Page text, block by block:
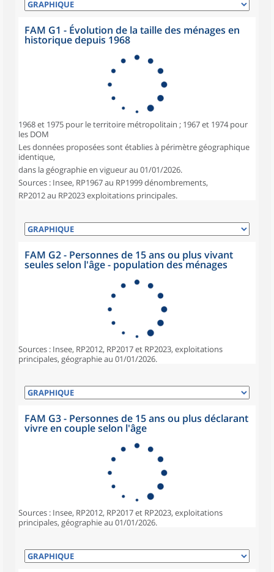
FAM G1 - Évolution de la taille des ménages en
historique depuis 1968
1968 et 1975 pour le territoire métropolitain ; 1967 et 1974 pour
les DOM
Les données proposées sont établies à périmètre géographique
identique,
dans la géographie en vigueur au 01/01/2026.
Sources : Insee, RP1967 au RP1999 dénombrements,
RP2012 au RP2023 exploitations principales.
FAM G2 - Personnes de 15 ans ou plus vivant
seules selon l'âge - population des ménages
Sources : Insee, RP2012, RP2017 et RP2023, exploitations
principales, géographie au 01/01/2026.
FAM G3 - Personnes de 15 ans ou plus déclarant
vivre en couple selon l'âge
Sources : Insee, RP2012, RP2017 et RP2023, exploitations
principales, géographie au 01/01/2026.